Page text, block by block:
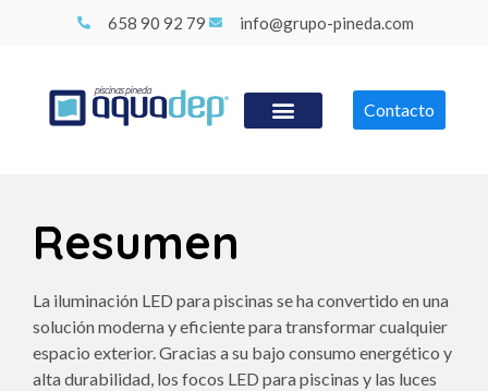
658 90 92 79 info@grupo-pineda.com
Contacto
Resumen
La iluminación LED para piscinas se ha convertido en una
solución moderna y eficiente para transformar cualquier
espacio exterior. Gracias a su bajo consumo energético y
alta durabilidad, los focos LED para piscinas y las luces